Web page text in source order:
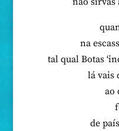
na
tal qual Botas
lá vais
ao
de